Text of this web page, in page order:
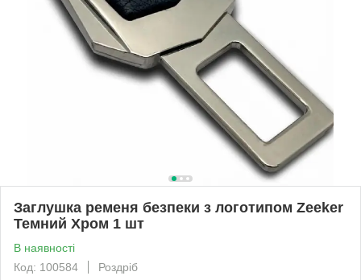
Заглушка ременя безпеки з логотипом Zeeker
Темний Хром 1 шт
В наявності
Код: 100584
Роздріб